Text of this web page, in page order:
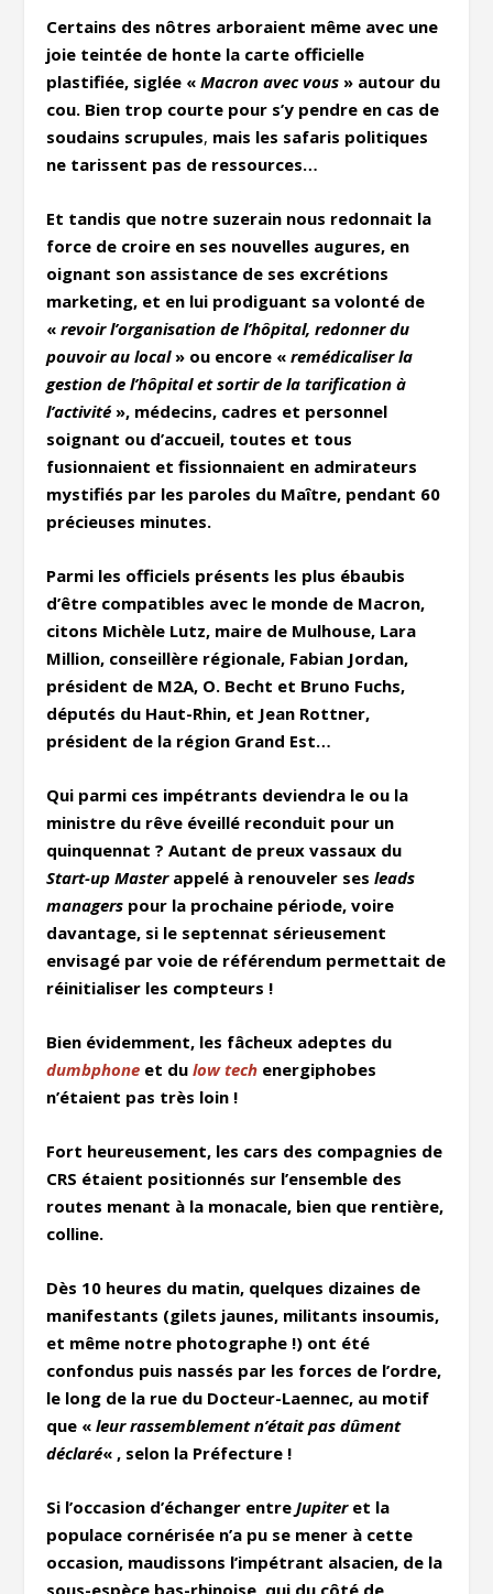
Certains des nôtres arboraient même avec une
joie teintée de honte la carte officielle
plastifiée, siglée «Macron avec vous » autour du
cou. Bien trop courte pour s’y pendre en cas de
soudains scrupules, mais les safaris politiques
ne tarissent pas de ressources…
Et tandis que notre suzerain nous redonnait la
force de croire en ses nouvelles augures, en
oignant son assistance de ses excrétions
marketing, et en lui prodiguant sa volonté de
«revoir l’organisation de l’hôpital, redonner du
pouvoir au local » ou encore «remédicaliser la
gestion de l’hôpital et sortir de la tarification à
l’activité », médecins, cadres et personnel
soignant ou d’accueil, toutes et tous
fusionnaient et fissionnaient en admirateurs
mystifiés par les paroles du Maître, pendant 60
précieuses minutes.
Parmi les officiels présents les plus ébaubis
d’être compatibles avec le monde de Macron,
citons Michèle Lutz, maire de Mulhouse, Lara
Million, conseillère régionale, Fabian Jordan,
président de M2A, O. Becht et Bruno Fuchs,
députés du Haut-Rhin, et Jean Rottner,
président de la région Grand Est…
Qui parmi ces impétrants deviendra le ou la
ministre du rêve éveillé reconduit pour un
quinquennat ? Autant de preux vassaux du
Start-up Masterappelé à renouveler sesleads
managers pour la prochaine période, voire
davantage, si le septennat sérieusement
envisagé par voie de référendum permettait de
réinitialiser les compteurs !
Bien évidemment, les fâcheux adeptes du
dumbphone et dulow tech energiphobes
n’étaient pas très loin !
Fort heureusement, les cars des compagnies de
CRS étaient positionnés sur l’ensemble des
routes menant à la monacale, bien que rentière,
colline.
Dès 10 heures du matin, quelques dizaines de
manifestants (gilets jaunes, militants insoumis,
et même notre photographe !) ont été
confondus puis nassés par les forces de l’ordre,
le long de la rue du Docteur-Laennec, au motif
que «leur rassemblement n’était pas dûment
déclaré« , selon la Préfecture !
Si l’occasion d’échanger entreJupiteret la
populace cornérisée n’a pu se mener à cette
occasion, maudissons l’impétrant alsacien, de la
sous-espèce bas-rhinoise, qui du côté de